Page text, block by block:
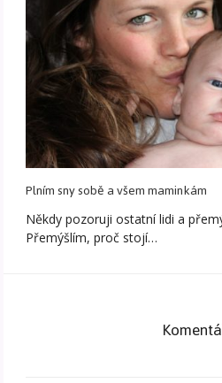
Plním sny sobě a všem maminkám
Někdy pozoruji ostatní lidi a
Přemýšlím, proč stojí…